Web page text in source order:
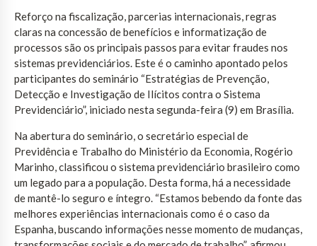
Reforço na fiscalização, parcerias internacionais, regras
claras na concessão de benefícios e informatização de
processos são os principais passos para evitar fraudes nos
sistemas previdenciários. Este é o caminho apontado pelos
participantes do seminário “Estratégias de Prevenção,
Detecção e Investigação de Ilícitos contra o Sistema
Previdenciário”, iniciado nesta segunda-feira (9) em Brasília.
Na abertura do seminário, o secretário especial de
Previdência e Trabalho do Ministério da Economia, Rogério
Marinho, classificou o sistema previdenciário brasileiro como
um legado para a população. Desta forma, há a necessidade
de mantê-lo seguro e íntegro. “Estamos bebendo da fonte das
melhores experiências internacionais como é o caso da
Espanha, buscando informações nesse momento de mudanças,